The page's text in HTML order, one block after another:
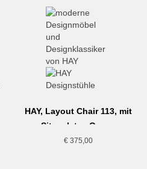
HAY, Layout Chair 113, mit
Sitzpolster, Ocean
€ 375,00